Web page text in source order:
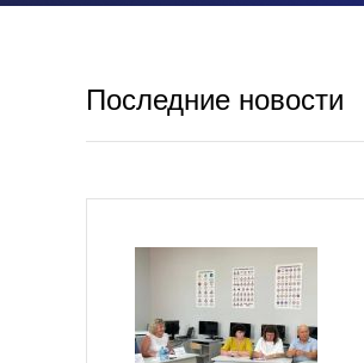
Последние новости